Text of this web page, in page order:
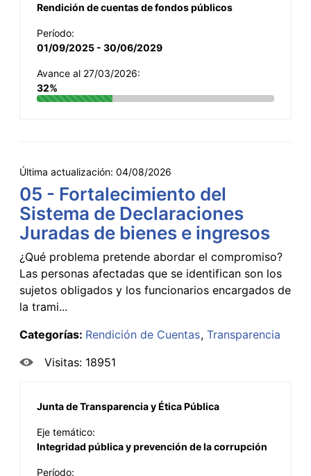
Rendición de cuentas de fondos públicos
Período:
01/09/2025 - 30/06/2029
Avance al 27/03/2026:
32%
Última actualización: 04/08/2026
05 - Fortalecimiento del
Sistema de Declaraciones
Juradas de bienes e ingresos
¿Qué problema pretende abordar el compromiso?
Las personas afectadas que se identifican son los
sujetos obligados y los funcionarios encargados de
la trami...
Categorías: Rendición de Cuentas Transparencia
Visitas: 18951
Junta de Transparencia y Ética Pública
Eje temático:
Integridad pública y prevención de la corrupción
Período: